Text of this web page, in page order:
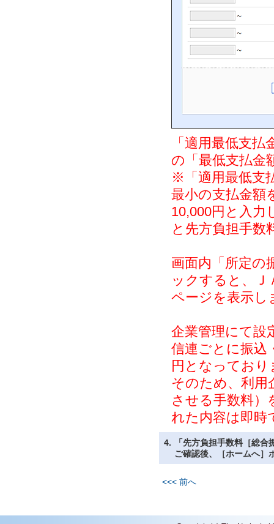
「適用最低支
の「最低支払金
※「適用最低支
最小の支払金額
10,000円と入力
と先方負担手数
画面内「所定の
ックすると、Ｊ
ページを表示し
企業管理にて設
信連ごとに振込
円となっており
そのため、利用
させる手数料
れた内容は即時
4.
「先方負担手数料［総
ご確認後、［ホームへ］
<<< 前へ